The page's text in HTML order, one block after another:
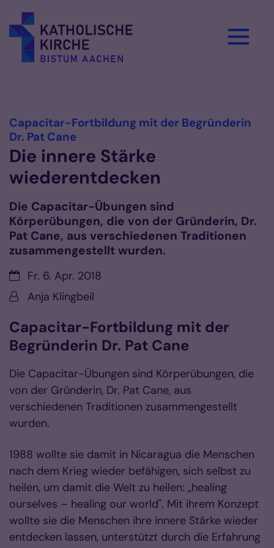
Capacitar-Fortbildung mit der Begründerin
Dr. Pat Cane:
Die innere Stärke
wiederentdecken
Die Capacitar-Übungen sind
Körperübungen, die von der Gründerin, Dr.
Pat Cane, aus verschiedenen Traditionen
zusammengestellt wurden.
Datum:Fr. 6. Apr. 2018
Von:Anja Klingbeil
Capacitar-Fortbildung mit der
Begründerin Dr. Pat Cane
Die Capacitar-Übungen sind Körperübungen, die
von der Gründerin, Dr. Pat Cane, aus
verschiedenen Traditionen zusammengestellt
wurden.
1988 wollte sie damit in Nicaragua die Menschen
nach dem Krieg wieder befähigen, sich selbst zu
heilen, um damit die Welt zu heilen: „healing
ourselves – healing our world". Mit ihrem Konzept
wollte sie die Menschen ihre innere Stärke wieder
entdecken lassen, unterstützt durch die Erfahrung